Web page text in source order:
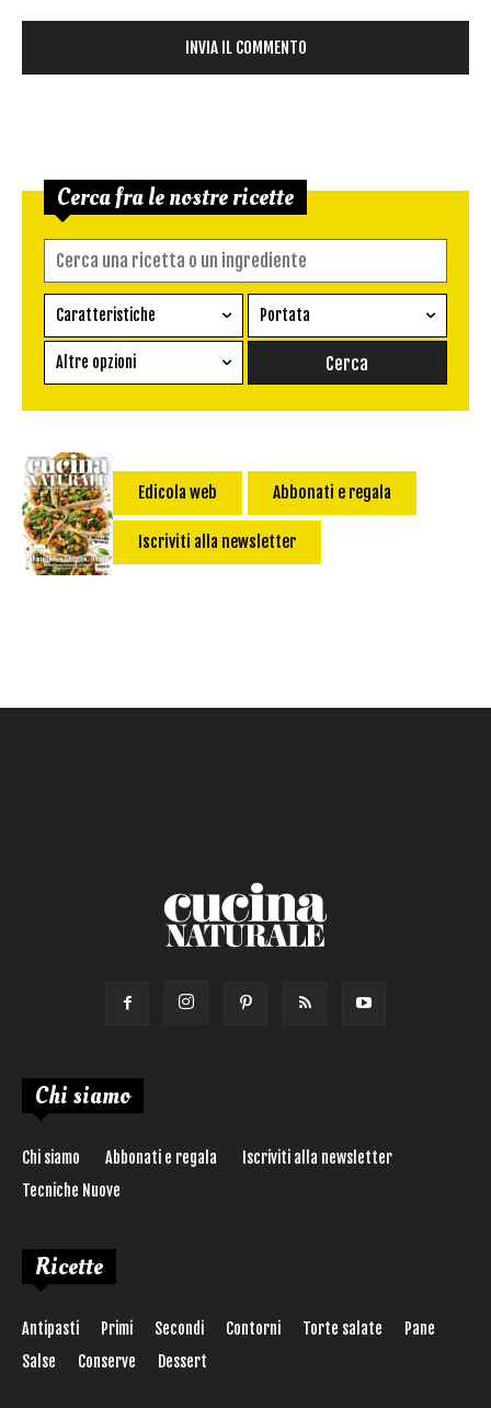
Cerca fra le nostre ricette
Caratteristiche
Ricetta vegetariana
Senza glutine
senza uova
Vegan
Portata
Conserva
Pane
Primo
Salsa
Altre opzioni
Impatto Glicemico:
Calorie max (kcal):
Edicola web Abbonati e regala
Iscriviti alla newsletter
Chi siamo
Chi siamo Abbonati e regala
Iscriviti alla newsletter
Tecniche Nuove
Ricette
Antipasti Primi Secondi Contorni Torte salate
Pane
Salse
Conserve Dessert